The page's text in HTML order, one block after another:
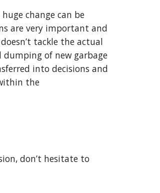
change can be
are very important and
tackle the actual
of new garbage
into decisions and
the
don’t hesitate to